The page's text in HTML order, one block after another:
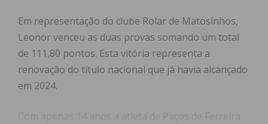
Em representação do clube Rolar de Matosinhos,
Leonor venceu as duas provas somando um total
de 111,80 pontos. Esta vitória representa a
renovação do título nacional que já havia alcançado
em 2024.
Com apenas 14 anos a atleta de Paços de Ferreira